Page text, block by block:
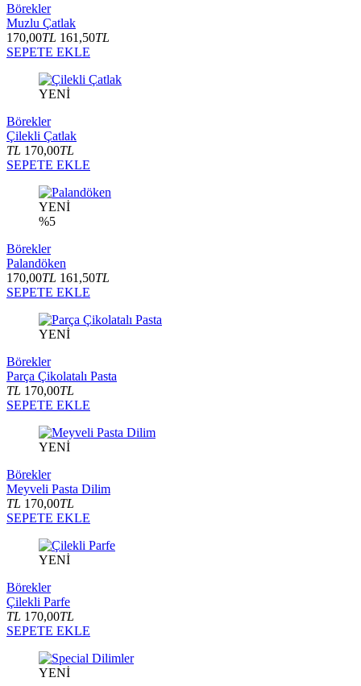
Börekler
Muzlu Çatlak
170,00TL 161,50TL
SEPETE EKLE
YENİ
Börekler
Çilekli Çatlak
TL 170,00TL
SEPETE EKLE
YENİ
%5
Börekler
Palandöken
170,00TL 161,50TL
SEPETE EKLE
YENİ
Börekler
Parça Çikolatalı Pasta
TL 170,00TL
SEPETE EKLE
YENİ
Börekler
Meyveli Pasta Dilim
TL 170,00TL
SEPETE EKLE
YENİ
Börekler
Çilekli Parfe
TL 170,00TL
SEPETE EKLE
YENİ